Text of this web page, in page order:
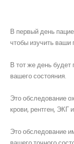
В первый день
чтобы изучить ваши
В тот же день
вашего состояния.
Это обследование
крови, рентген, ЭКГ
Это обследование